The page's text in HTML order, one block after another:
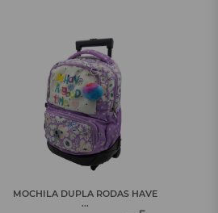
LANCHEIRA TÉRMICA HAVE A
...